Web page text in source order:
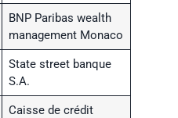
BNP Paribas wealth
management Monaco
State street banque
S.A.
Caisse de crédit